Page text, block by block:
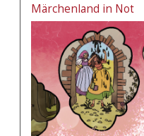
Märchenland in Not